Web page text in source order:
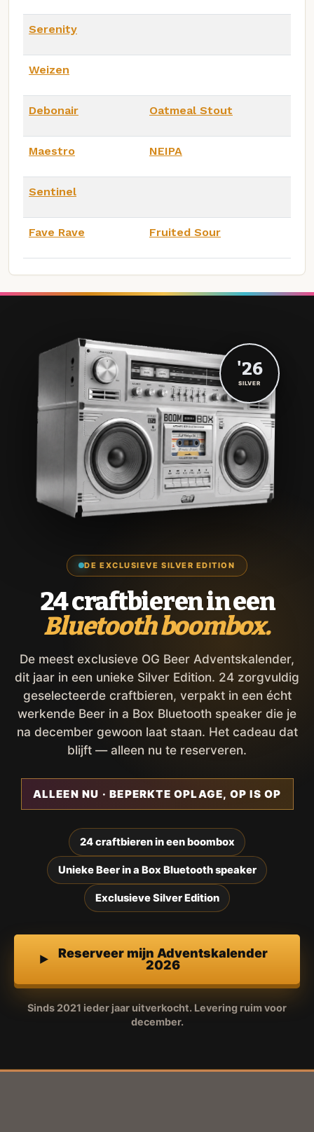
Serenity
Weizen
Debonair Oatmeal Stout
Maestro NEIPA
Sentinel
Fave Rave Fruited Sour
DE EXCLUSIEVE SILVER EDITION
24 craftbieren in een
Bluetooth boombox.
De meest exclusieve OG Beer Adventskalender,
dit jaar in een unieke Silver Edition. 24 zorgvuldig
geselecteerde craftbieren, verpakt in een écht
werkende Beer in a Box Bluetooth speaker die je
na december gewoon laat staan. Het cadeau dat
blijft — alleen nu te reserveren.
ALLEEN NU · BEPERKTE OPLAGE, OP IS OP
24 craftbieren in een boombox
Unieke Beer in a Box Bluetooth speaker
Exclusieve Silver Edition
Reserveer mijn Adventskalender
2026
Sinds 2021 ieder jaar uitverkocht. Levering ruim voor
december.
'26
SILVER